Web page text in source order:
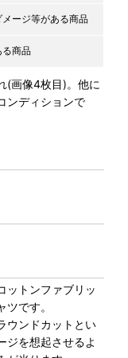
ージ等がある商品
る商品
(画像4枚目)。他に
ンディションで
ットンファブリッ
です。
ウンドカットとい
ジを想起させるよ